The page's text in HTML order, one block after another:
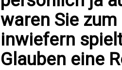
waren Sie
inwiefern
Glauben eine